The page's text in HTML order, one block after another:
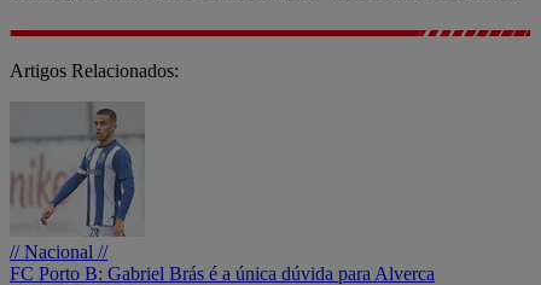
Artigos Relacionados:
// Nacional //
FC Porto B: Gabriel Brás é a única dúvida para Alverca